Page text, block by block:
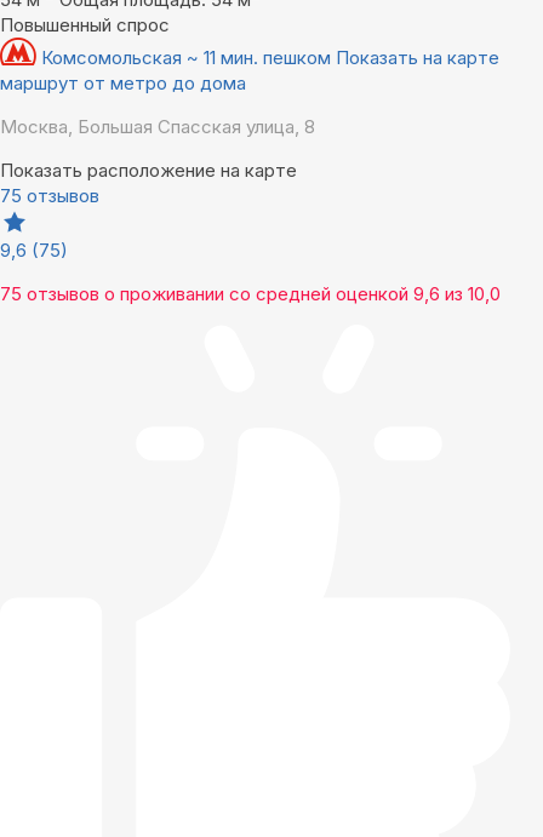
Повышенный спрос
Комсомольская ~ 11 мин. пешком Показать на карте
маршрут от метро до дома
Москва, Большая Спасская улица, 8
Показать расположение на карте
75 отзывов
9,6 (75)
75 отзывов о проживании со средней оценкой 9,6 из 10,0